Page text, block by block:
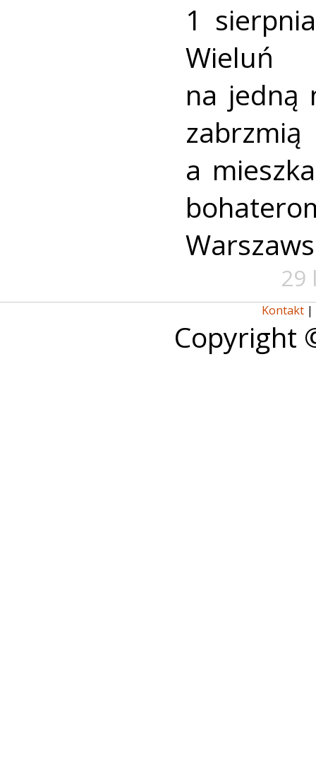
1
na jedną
a
29
Kontakt |
Copyright